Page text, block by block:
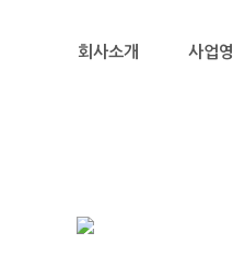
회사소개 사업